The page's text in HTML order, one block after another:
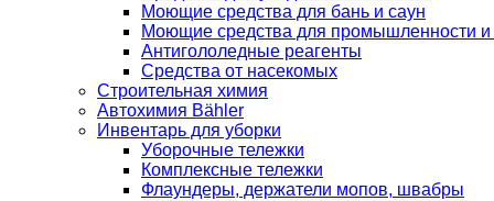
Моющие средства для бань и саун
Моющие средства для промышленности и
Антигололедные реагенты
Средства от насекомых
Строительная химия
Автохимия Bähler
Инвентарь для уборки
Уборочные тележки
Комплексные тележки
Флаундеры, держатели мопов, швабры